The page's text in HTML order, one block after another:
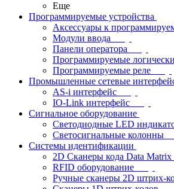
Еще
Программируемые устройства
Аксессуары к
Модули ввода
Панели оператора
Программируемые
Программируемые реле
Промышленные сетевые
AS-i интерфейс
IO-Link интерфейс
Сигнальное оборудование
Светодиодные LED
Светосигнальные колонны
Системы идентификации
2D Сканеры кода Data Matrix
RFID оборудование
Ручные сканеры 2D штрих-